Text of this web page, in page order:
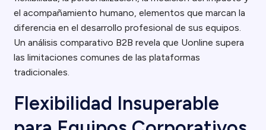
el acompañamiento humano, elementos que marcan la
diferencia en el desarrollo profesional de sus equipos.
Un análisis comparativo B2B revela que Uonline supera
las limitaciones comunes de las plataformas
tradicionales.
Flexibilidad Insuperable